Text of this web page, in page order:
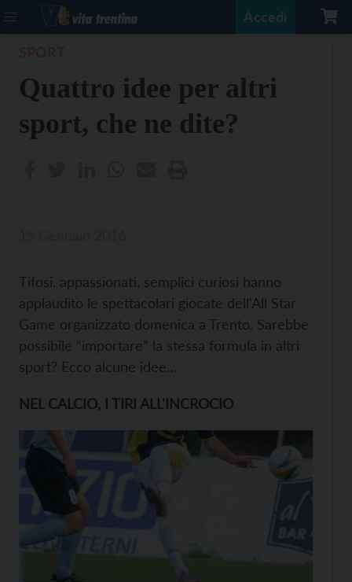
Accedi
Quattro idee per altri
sport, che ne dite?
Tifosi, appassionati, semplici curiosi hanno
applaudito le spettacolari giocate dell'All Star
Game organizzato domenica a Trento. Sarebbe
possibile “importare” la stessa formula in altri
sport? Ecco alcune idee…
NEL CALCIO, I TIRI ALL'INCROCIO